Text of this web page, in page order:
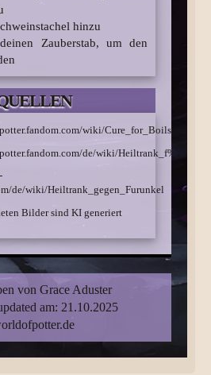
hinzu
Zauberstab, um den
wiki/Cure_for_Boils
de/wiki/
de/wiki/Heiltrank_gegen_Furunkel
Bilder sind KI generiert
von Grace Aduster
am: 21.10.2025